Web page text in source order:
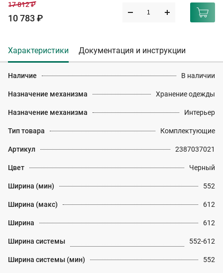
17 812 ₽
10 783 ₽
Характеристики Документация и инструкции
Наличие В наличии
Назначение механизма Хранение одежды
Назначение механизма Интерьер
Тип товара Комплектующие
Артикул 2387037021
Цвет Черный
Ширина (мин) 552
Ширина (макс) 612
Ширина 612
Ширина системы 552-612
Ширина системы (мин) 552